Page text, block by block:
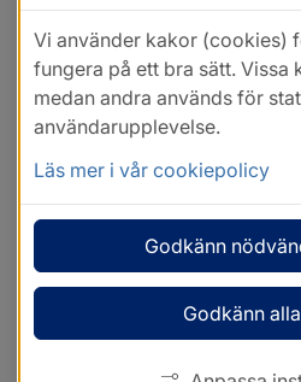
Vi använder kakor (cookies)
fungera på ett bra sätt. Vissa
medan andra används för
användarupplevelse.
Läs mer i vår cookiepolicy
Godkänn
Godkänn